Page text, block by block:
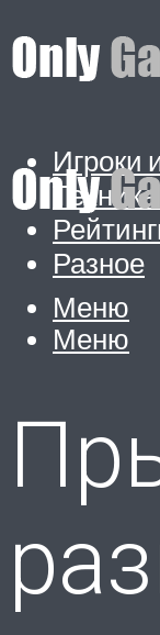
Игроки
Разное
Меню
Меню